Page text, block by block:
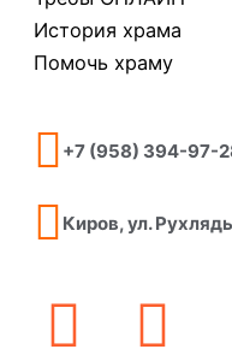
История храма
Помочь храму
+7 (958) 394-97-
Киров, ул.